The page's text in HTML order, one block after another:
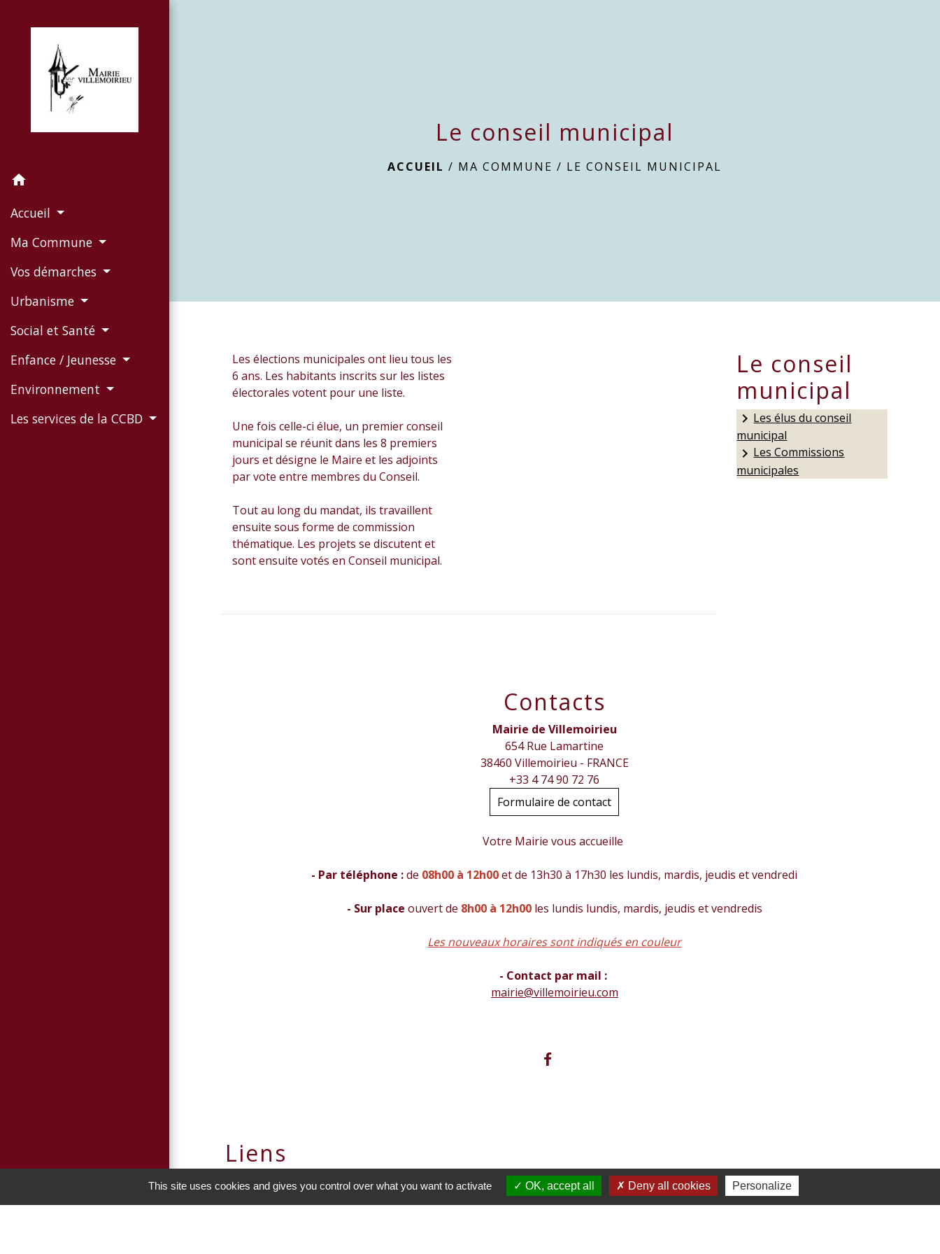
home
Accueil
Ma Commune
Vos démarches
Urbanisme
Social et Santé
Enfance / Jeunesse
Environnement
Les services de la CCBD
Le conseil municipal
ACCUEIL / MA COMMUNE / LE CONSEIL MUNICIPAL
Les élections municipales ont lieu tous les
6 ans. Les habitants inscrits sur les listes
électorales votent pour une liste.
Une fois celle-ci élue, un premier conseil
municipal se réunit dans les 8 premiers
jours et désigne le Maire et les adjoints
par vote entre membres du Conseil.
Tout au long du mandat, ils travaillent
ensuite sous forme de commission
thématique. Les projets se discutent et
sont ensuite votés en Conseil municipal.
Le conseil
municipal
keyboard_arrow_rightLes élus du conseil
municipal
keyboard_arrow_rightLes Commissions
municipales
Contacts
Mairie de Villemoirieu
654 Rue Lamartine
38460 Villemoirieu - FRANCE
+33 4 74 90 72 76
Formulaire de contact
Votre Mairie vous accueille
- Par téléphone :de 08h00 à 12h00et de 13h30 à 17h30 les lundis, mardis, jeudis et vendredi
- Sur place ouvert de 8h00 à 12h00les lundis lundis, mardis, jeudis et vendredis
Les nouveaux horaires sont indiqués en couleur
- Contact par mail :
mairie@villemoirieu.com
Liens
Panneau Pocket
This site uses cookies and gives you control over what you want to activate OK, accept all Deny all cookies Personalize